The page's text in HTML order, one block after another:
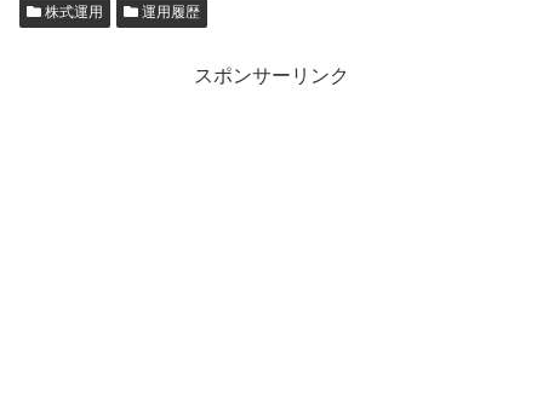
株式運用 運用履歴
スポンサーリンク